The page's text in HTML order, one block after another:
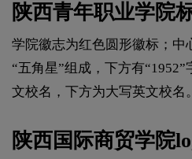
陕西青年职业学院
学院徽志为红色圆形徽标；中
“五角星”组成，下方有
文校名，下方为大写英文校名。
陕西国际商贸学院